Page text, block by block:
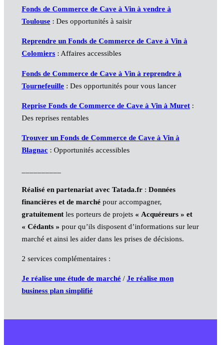
Fonds de Commerce de Cave à Vin à vendre à
Toulouse: Des opportunités à saisir
Reprendre un Fonds de Commerce de Cave à Vinà
Colomiers: Affaires accessibles
Fonds de Commerce de Cave à Vin à reprendre à
Tournefeuille: Des opportunités pour vous lancer
Reprise Fonds de Commerce de Cave à Vin à Muret:
Des reprises rentables
Trouver un Fonds de Commerce de Cave à Vinà
Blagnac: Opportunités accessibles
Réalisé en partenariat avec Tatada.fr: Données
financières et de marchépour accompagner,
gratuitement les porteurs de projets « Acquéreurs » et
« Cédants » pour qu’ils disposent d’informations sur leur
marché et ainsi les aider dans les prises de décisions.
2 services complémentaires :
Je réalise une étude de marché/ Je réalise mon
business plan simplifié